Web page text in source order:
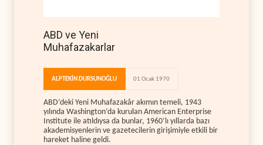
ABD ve Yeni
Muhafazakarlar
ALPTEKİN DURSUNOĞLU 01 Ocak 1970
ABD’deki Yeni Muhafazakâr akımın temeli, 1943
yılında Washington’da kurulan American Enterprise
Institute ile atıldıysa da bunlar, 1960’lı yıllarda bazı
akademisyenlerin ve gazetecilerin girişimiyle etkili bir
hareket haline geldi.